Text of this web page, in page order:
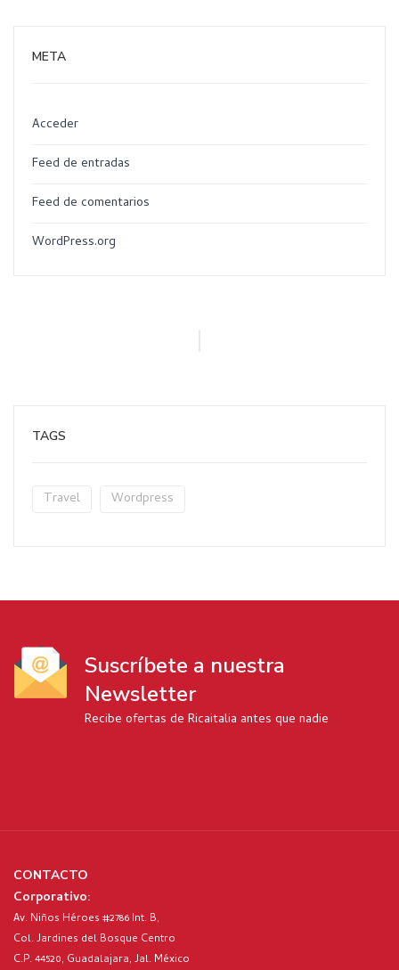
META
Acceder
Feed de entradas
Feed de comentarios
WordPress.org
TAGS
Travel Wordpress
Suscríbete a nuestra
Newsletter
Recibe ofertas de Ricaitalia antes que nadie
CONTACTO
Corporativo:
Av. Niños Héroes #2786 Int. B,
Col. Jardines del Bosque Centro
C.P. 44520, Guadalajara, Jal. México